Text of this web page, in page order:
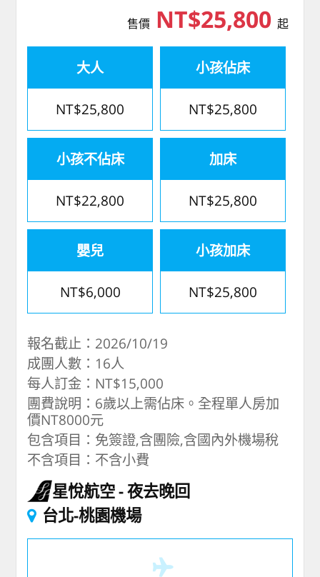
售價NT$25,800 起
大人
NT$25,800
小孩佔床
NT$25,800
小孩不佔床
NT$22,800
加床
NT$25,800
嬰兒
NT$6,000
小孩加床
NT$25,800
報名截止：2026/10/19
成團人數：16人
每人訂金：NT$15,000
團費說明：6歲以上需佔床。全程單人房加
價NT8000元
包含項目：免簽證,含團險,含國內外機場稅
不含項目：不含小費
星悅航空 夜去晚回
台北-桃園機場